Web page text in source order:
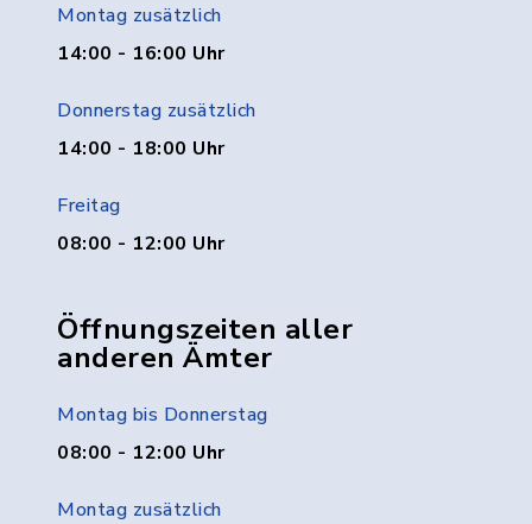
Montag zusätzlich
14:00 - 16:00 Uhr
Donnerstag zusätzlich
14:00 - 18:00 Uhr
Freitag
08:00 - 12:00 Uhr
Öffnungszeiten aller
anderen Ämter
Montag bis Donnerstag
08:00 - 12:00 Uhr
Montag zusätzlich